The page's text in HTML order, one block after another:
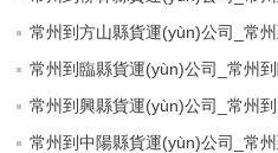
常州到方山縣貨運(yùn)公司_常
常州到臨縣貨運(yùn)公司_常州
常州到興縣貨運(yùn)公司_常州
常州到中陽縣貨運(yùn)公司_常